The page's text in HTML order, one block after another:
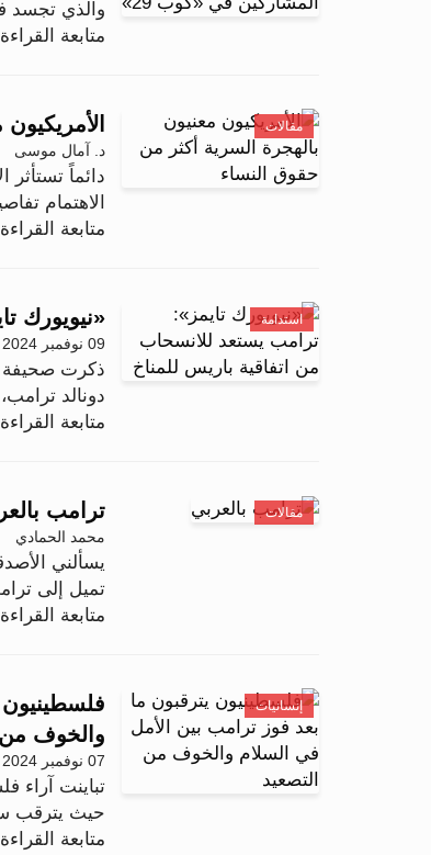
والذي تجسد
متابعة
مقالات
د. آمال موسى
دائماً تستأثر
الاهتمام
متابعة
استدامة «نيويورك
09 نوفمبر 2024 - 13:43
ذكرت صحيفة
دونالد
متابعة
مقالات ترامب
محمد الحمادي
يسألني
تميل إلى
متابعة
إنسانيات
فلسطينيون
والخوف من
07 نوفمبر 2024 - 01:00
تباينت آراء
حيث يترقب
متابعة